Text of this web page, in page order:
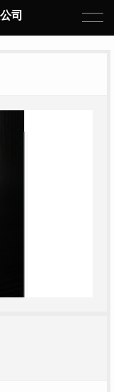
司